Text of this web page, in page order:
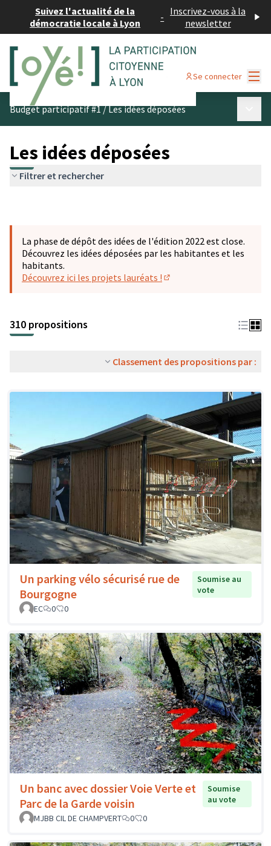
Suivez l'actualité de la
démocratie locale à Lyon
- Inscrivez-vous à la
newsletter
Se connecter
Budget participatif #1/Les idées déposées
Les idées déposées
Filtrer et rechercher
La phase de dépôt des idées de l'édition 2022 est close.
Découvrez les idées déposées par les habitantes et les
habitants.
Découvrez ici les projets lauréats !
310 propositions
Classement des propositions par :
Un parking vélo sécurisé rue de
Bourgogne
Soumise au
vote
EC
0 0
Un banc avec dossier Voie Verte et
Parc de la Garde voisin
Soumise
au vote
MJBB CIL DE CHAMPVERT
0 0